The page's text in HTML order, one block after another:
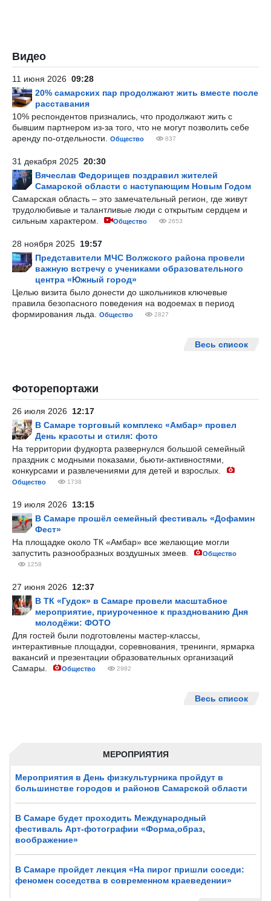
МЕРОПРИЯТИЯ
Мероприятия в День физкультурника пройдут в
большинстве городов и районов Самарской области
В Самаре будет проходить Международный
фестиваль Арт-фотографии «Форма,образ,
воображение»
В Самаре пройдет лекция «На пирог пришли соседи:
феномен соседства в современном краеведении»
Видео
11 июня 2026 09:28
20% самарских пар продолжают жить вместе после
расставания
10% респондентов признались, что продолжают жить с
бывшим партнером из-за того, что не могут позволить себе
аренду по-отдельности.
Общество 837
31 декабря 2025 20:30
Вячеслав Федорищев поздравил жителей
Самарской области с наступающим Новым Годом
Самарская область – это замечательный регион, где живут
трудолюбивые и талантливые люди с открытым сердцем и
сильным характером.
Общество 2653
28 ноября 2025 19:57
Представители МЧС Волжского района провели
важную встречу с учениками образовательного
центра «Южный город»
Целью визита было донести до школьников ключевые
правила безопасного поведения на водоемах в период
формирования льда.
Общество 2827
Весь список
Фоторепортажи
26 июля 2026 12:17
В Самаре торговый комплекс «Амбар» провел
День красоты и стиля: фото
На территории фудкорта развернулся большой семейный
праздник с модными показами, бьюти-активностями,
конкурсами и развлечениями для детей и взрослых.
Общество 1738
19 июля 2026 13:15
В Самаре прошёл семейный фестиваль «Дофамин
Фест»
На площадке около ТК «Амбар» все желающие могли
запустить разнообразных воздушных змеев.
Общество
1258
27 июня 2026 12:37
В ТК «Гудок» в Самаре провели масштабное
мероприятие, приуроченное к празднованию Дня
молодёжи: ФОТО
Для гостей были подготовлены мастер-классы,
интерактивные площадки, соревнования, тренинги, ярмарка
вакансий и презентации образовательных организаций
Самары.
Общество 2982
Весь список